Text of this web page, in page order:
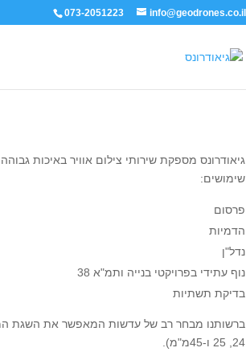
073-2051223 info@geodrones.co.il
גיאודרונס מספקת שירותי צילום אוויר באיכות
שימושים:
פרסום
הדמיות
נדל"ן
נוף עתידי בפרויקטי בנייה ותמ"א 38
בדיקת תשתיות
24, 25 ו-45מ"מ).